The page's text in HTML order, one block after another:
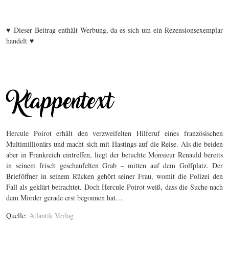
♥ Dieser Beitrag enthält Werbung, da es sich um ein Rezensionsexemplar
handelt ♥
Hercule Poirot erhält den verzweifelten Hilferuf eines französischen
Multimillionärs und macht sich mit Hastings auf die Reise. Als die beiden
aber in Frankreich eintreffen, liegt der betuchte Monsieur Renauld bereits
in seinem frisch geschaufelten Grab – mitten auf dem Golfplatz. Der
Brieföffner in seinem Rücken gehört seiner Frau, womit die Polizei den
Fall als geklärt betrachtet. Doch Hercule Poirot weiß, dass die Suche nach
dem Mörder gerade erst begonnen hat…
Quelle: Atlantik Verlag